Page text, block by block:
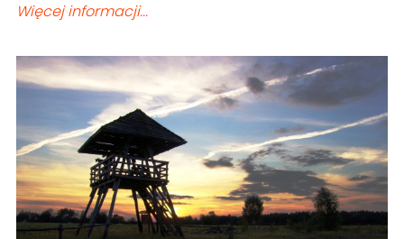
Więcej informacji...